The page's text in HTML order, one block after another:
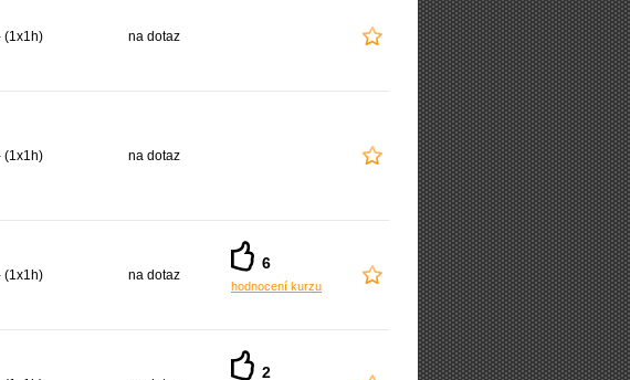
(1x1h) na dotaz
(1x1h) na dotaz
(1x1h) na dotaz
6
hodnocení kurzu
2